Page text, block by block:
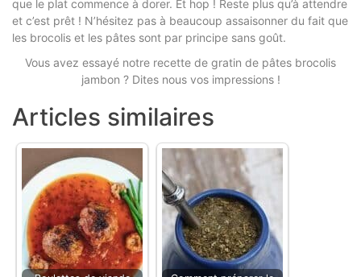
que le plat commence à dorer. Et hop ! Reste plus qu’à attendre
et c’est prêt ! N’hésitez pas à beaucoup assaisonner du fait que
les brocolis et les pâtes sont par principe sans goût.
Vous avez essayé notre recette de gratin de pâtes brocolis
jambon ? Dites nous vos impressions !
Articles similaires